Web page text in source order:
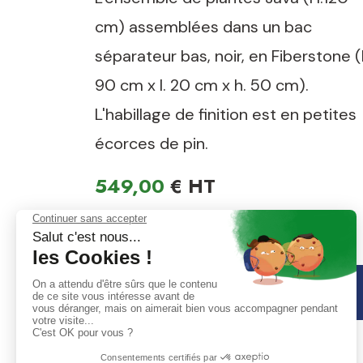
cm) assemblées dans un bac
séparateur bas, noir, en Fiberstone
90 cm x l. 20 cm x h. 50 cm).
L'habillage de finition est en petites
écorces de pin.
549,00 €
DIMENSION &
COMPOSITION ▾